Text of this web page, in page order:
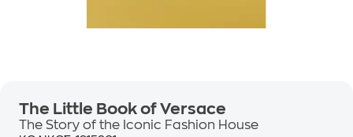
The Little Book of Versace
The Story of the Iconic Fashion House